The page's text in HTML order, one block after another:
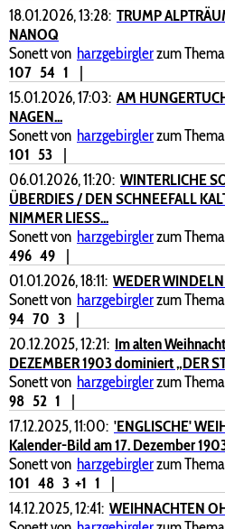
18.01.2026, 13:28: TRUMP
NANOQ
Sonett von harzgebirglerzum
107 54 1
|
15.01.2026, 17:03: AM
NAGEN...
Sonett von harzgebirglerzum
101 53
|
06.01.2026, 11:20: WINTERLICHE
ÜBERDIES / DEN SCHNEEFALL
NIMMER LIESS...
Sonett von harzgebirglerzum
496 49
|
01.01.2026, 18:11: WEDER
Sonett von harzgebirglerzum
94 70 3
|
20.12.2025, 12:21: Im alten
DEZEMBER 1903 dominiert „DER
Sonett von harzgebirglerzum
98 52 1
|
17.12.2025, 11:00: 'ENGLISCHE'
Kalender-Bild am 17. Dezember
Sonett von harzgebirglerzum
101 48 3 +1 1
|
14.12.2025, 12:41: WEIHNACHTEN